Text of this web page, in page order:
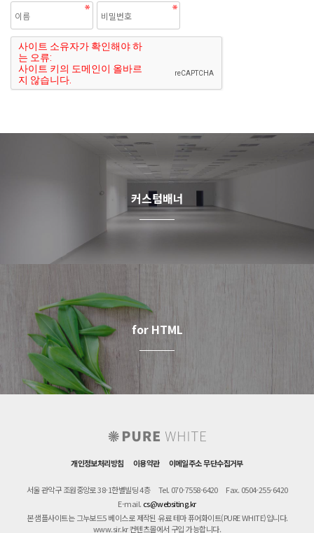
커스텀배너
for HTML
개인정보처리방침 이용약관 이메일주소 무단수집거부
서울 관악구 조원중앙로 38-1한별빌딩 4층 Tel. 070-7558-6420
Fax. 0504-255-6420
E-mail. cs@websiting.kr
본 샘플사이트는 그누보드5 베이스로 제작된 유료 테마 퓨어화이트(PURE WHITE)입니다.
www.sir.kr 컨텐츠몰에서 구입 가능합니다.